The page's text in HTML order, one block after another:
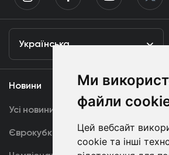
Ми
файли
Цей вебсайт
cookie та інші
Українська
Новини
Усі новини
Єврокубки
Медіа